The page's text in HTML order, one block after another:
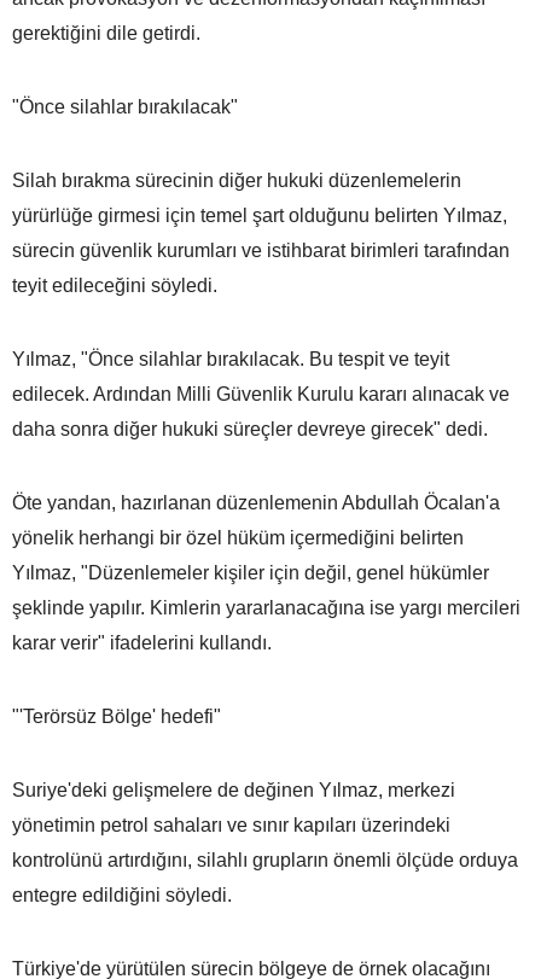
gerektiğini dile getirdi.
"Önce silahlar bırakılacak"
Silah bırakma sürecinin diğer hukuki düzenlemelerin
yürürlüğe girmesi için temel şart olduğunu belirten Yılmaz,
sürecin güvenlik kurumları ve istihbarat birimleri tarafından
teyit edileceğini söyledi.
Yılmaz, "Önce silahlar bırakılacak. Bu tespit ve teyit
edilecek. Ardından Milli Güvenlik Kurulu kararı alınacak ve
daha sonra diğer hukuki süreçler devreye girecek" dedi.
Öte yandan, hazırlanan düzenlemenin Abdullah Öcalan'a
yönelik herhangi bir özel hüküm içermediğini belirten
Yılmaz, "Düzenlemeler kişiler için değil, genel hükümler
şeklinde yapılır. Kimlerin yararlanacağına ise yargı mercileri
karar verir" ifadelerini kullandı.
"'Terörsüz Bölge' hedefi"
Suriye'deki gelişmelere de değinen Yılmaz, merkezi
yönetimin petrol sahaları ve sınır kapıları üzerindeki
kontrolünü artırdığını, silahlı grupların önemli ölçüde orduya
entegre edildiğini söyledi.
Türkiye'de yürütülen sürecin bölgeye de örnek olacağını